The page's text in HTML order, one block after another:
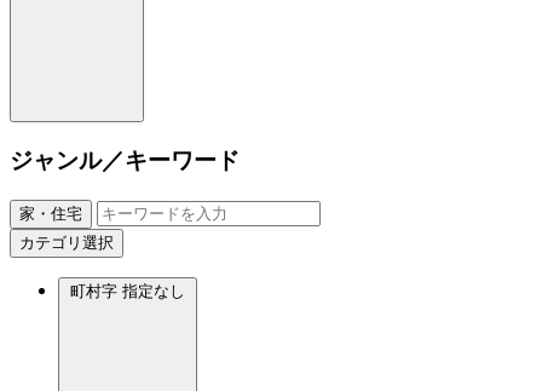
ジャンル／キーワード
家・住宅
カテゴリ選択
町村字 指定なし